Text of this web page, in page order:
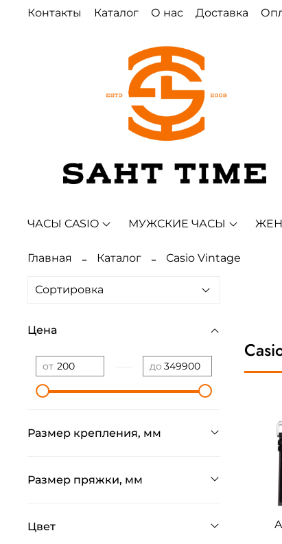
Контакты Каталог О нас Доставка
ЧАСЫ CASIO МУЖСКИЕ ЧАСЫ
Главная Каталог Casio Vintage
Цена
от до
Размер крепления, мм
Размер пряжки, мм
Цвет